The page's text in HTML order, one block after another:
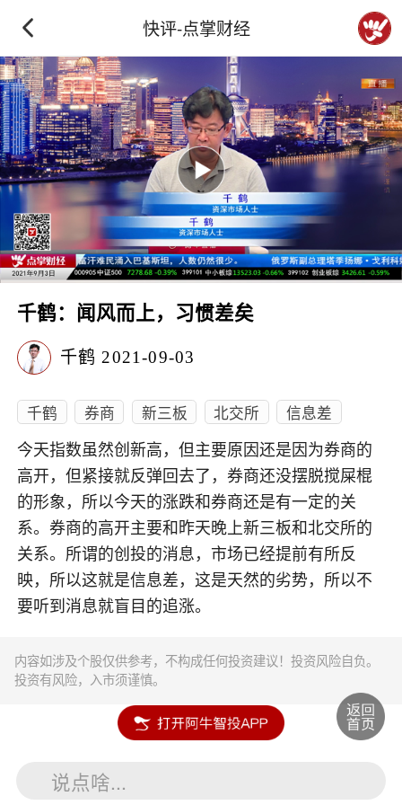
快评-点掌财经
千鹤：闻风而上，习惯差矣
千鹤 2021-09-03
千鹤 券商 新三板 北交所 信息差
今天指数虽然创新高，但主要原因还是因为券商的
高开，但紧接就反弹回去了，券商还没摆脱搅屎棍
的形象，所以今天的涨跌和券商还是有一定的关
系。券商的高开主要和昨天晚上新三板和北交所的
关系。所谓的创投的消息，市场已经提前有所反
映，所以这就是信息差，这是天然的劣势，所以不
要听到消息就盲目的追涨。
内容如涉及个股仅供参考，不构成任何投资建议！投资风险自负。
投资有风险，入市须谨慎。
说点啥...